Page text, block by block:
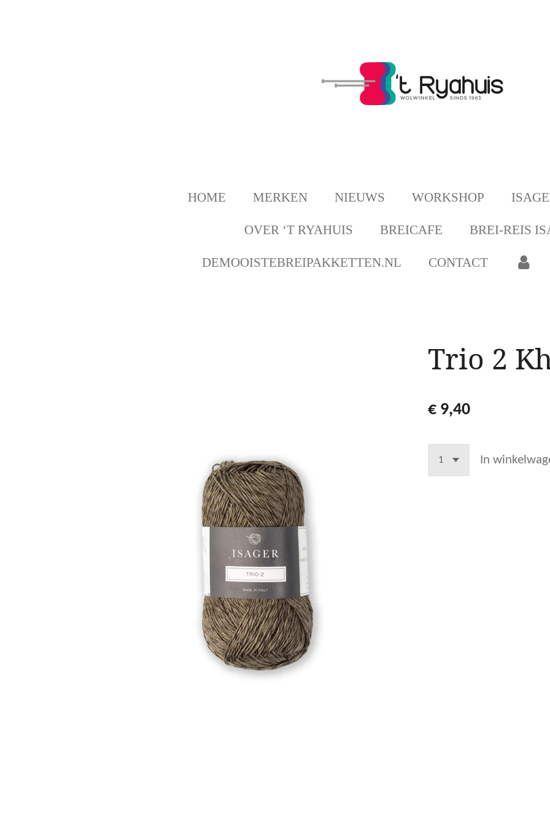
HOME MERKEN NIEUWS WORKSHOP
OVER ‘T RYAHUIS BREICAFE BREI-REIS
DEMOOISTEBREIPAKKETTEN.NL CONTACT
Trio 2
€ 9,40
In